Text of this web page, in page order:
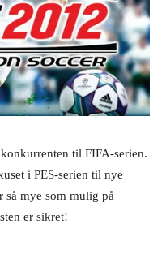
til FIFA-serien.
i PES-serien til nye
så mye som mulig på
er sikret!